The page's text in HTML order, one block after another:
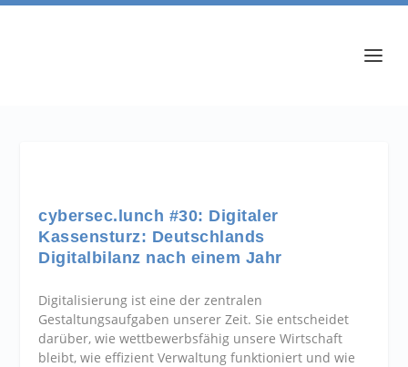
cybersec.lunch #30: Digitaler
Kassensturz: Deutschlands
Digitalbilanz nach einem Jahr
Digitalisierung ist eine der zentralen
Gestaltungsaufgaben unserer Zeit. Sie entscheidet
darüber, wie wettbewerbsfähig unsere Wirtschaft
bleibt, wie effizient Verwaltung funktioniert und wie